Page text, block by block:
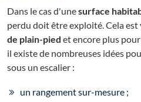
Dans le cas d'unesurface
perdu doit être exploité. Cela est
de plain-pied et encore plus pour
il existe de nombreuses idées
sous un escalier :
un rangement sur-mesure ;